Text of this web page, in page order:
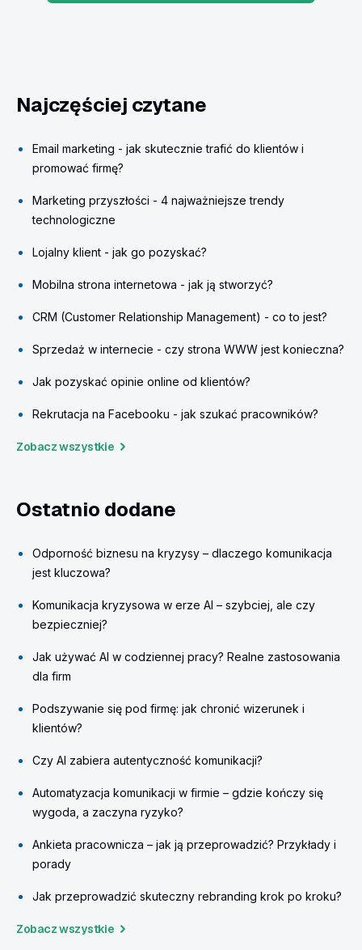
Najczęściej czytane
Email marketing - jak skutecznie trafić do klientów i
promować firmę?
Marketing przyszłości - 4 najważniejsze trendy
technologiczne
Lojalny klient - jak go pozyskać?
Mobilna strona internetowa - jak ją stworzyć?
CRM (Customer Relationship Management) - co to jest?
Sprzedaż w internecie - czy strona WWW jest konieczna?
Jak pozyskać opinie online od klientów?
Rekrutacja na Facebooku - jak szukać pracowników?
Zobacz wszystkie
Ostatnio dodane
Odporność biznesu na kryzysy – dlaczego komunikacja
jest kluczowa?
Komunikacja kryzysowa w erze AI – szybciej, ale czy
bezpieczniej?
Jak używać AI w codziennej pracy? Realne zastosowania
dla firm
Podszywanie się pod firmę: jak chronić wizerunek i
klientów?
Czy AI zabiera autentyczność komunikacji?
Automatyzacja komunikacji w firmie – gdzie kończy się
wygoda, a zaczyna ryzyko?
Ankieta pracownicza – jak ją przeprowadzić? Przykłady i
porady
Jak przeprowadzić skuteczny rebranding krok po kroku?
Zobacz wszystkie